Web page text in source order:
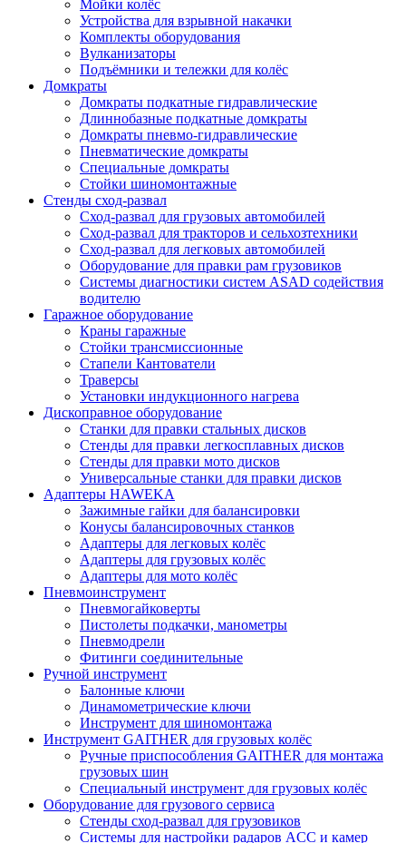
Мойки колёс
Устройства для взрывной накачки
Комплекты оборудования
Вулканизаторы
Подъёмники и тележки для колёс
Домкраты
Домкраты подкатные гидравлические
Длиннобазные подкатные домкраты
Домкраты пневмо-гидравлические
Пневматические домкраты
Специальные домкраты
Стойки шиномонтажные
Стенды сход-развал
Сход-развал для грузовых автомобилей
Сход-развал для тракторов и сельхозтехники
Сход-развал для легковых автомобилей
Оборудование для правки рам грузовиков
Системы диагностики систем ASAD содействия
водителю
Гаражное оборудование
Краны гаражные
Стойки трансмиссионные
Стапели Кантователи
Траверсы
Установки индукционного нагрева
Дископравное оборудование
Станки для правки стальных дисков
Стенды для правки легкосплавных дисков
Стенды для правки мото дисков
Универсальные станки для правки дисков
Адаптеры HAWEKA
Зажимные гайки для балансировки
Конусы балансировочных станков
Адаптеры для легковых колёс
Адаптеры для грузовых колёс
Адаптеры для мото колёс
Пневмоинструмент
Пневмогайковерты
Пистолеты подкачки, манометры
Пневмодрели
Фитинги соединительные
Ручной инструмент
Балонные ключи
Динамометрические ключи
Инструмент для шиномонтажа
Инструмент GAITHER для грузовых колёс
Ручные приспособления GAITHER для монтажа
грузовых шин
Специальный инструмент для грузовых колёс
Оборудование для грузового сервиса
Стенды сход-развал для грузовиков
Системы для настройки радаров ACC и камер